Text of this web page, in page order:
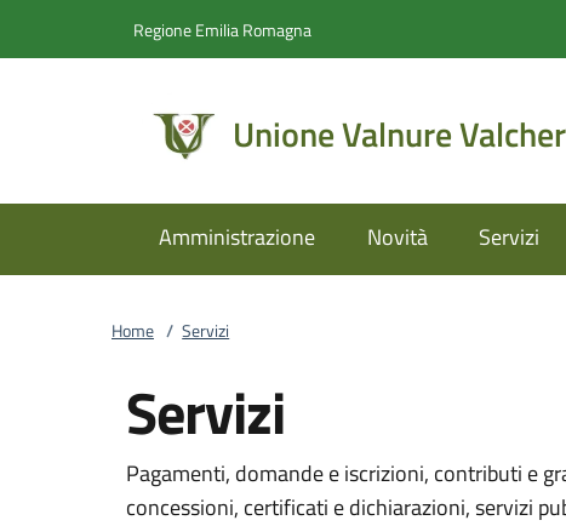
Regione Emilia Romagna
Unione Valnure
Amministrazione Novità Servizi
Home / Servizi
Servizi
Pagamenti, domande e iscrizioni, contributi e
concessioni, certificati e dichiarazioni, servizi